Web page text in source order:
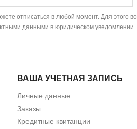
отписаться в любой момент. Для этого
данными в юридическом уведомлении.
ВАША УЧЕТНАЯ ЗАПИСЬ
Личные данные
Заказы
Кредитные квитанции